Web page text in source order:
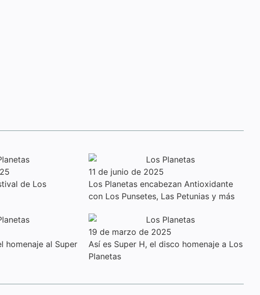
de Los
11 de junio de 2025
Los Planetas encabezan Antioxidante
con Los Punsetes, Las Petunias y más
homenaje al Super
19 de marzo de 2025
Así es Super H, el disco homenaje a Los
Planetas